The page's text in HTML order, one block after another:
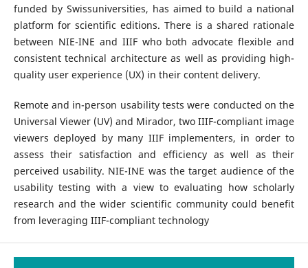
funded by Swissuniversities, has aimed to build a national
platform for scientific editions. There is a shared rationale
between NIE-INE and IIIF who both advocate flexible and
consistent technical architecture as well as providing high-
quality user experience (UX) in their content delivery.
Remote and in-person usability tests were conducted on the
Universal Viewer (UV) and Mirador, two IIIF-compliant image
viewers deployed by many IIIF implementers, in order to
assess their satisfaction and efficiency as well as their
perceived usability. NIE-INE was the target audience of the
usability testing with a view to evaluating how scholarly
research and the wider scientific community could benefit
from leveraging IIIF-compliant technology